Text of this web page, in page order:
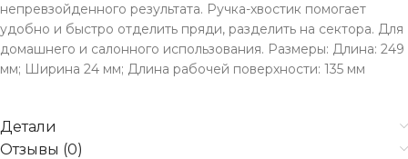
непревзойденного результата. Ручка-хвостик помогает
удобно и быстро отделить пряди, разделить на сектора. Для
домашнего и салонного использования. Размеры: Длина: 249
мм; Ширина 24 мм; Длина рабочей поверхности: 135 мм
Детали
Отзывы (0)